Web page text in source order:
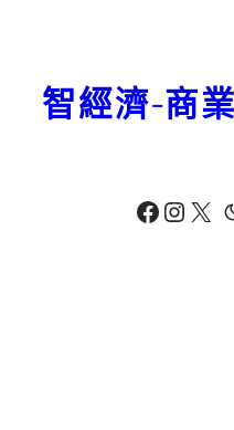
Facebook Instagram X
智經濟-商